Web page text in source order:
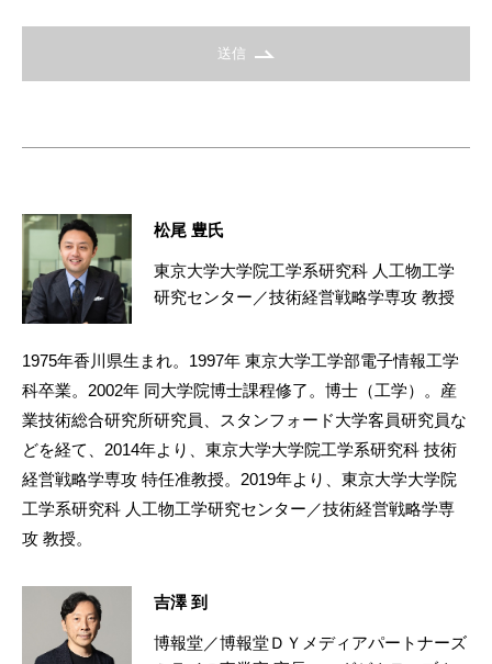
送信
松尾 豊氏
東京大学大学院工学系研究科 人工物工学
研究センター／技術経営戦略学専攻 教授
1975年香川県生まれ。1997年 東京大学工学部電子情報工学
科卒業。2002年 同大学院博士課程修了。博士（工学）。産
業技術総合研究所研究員、スタンフォード大学客員研究員な
どを経て、2014年より、東京大学大学院工学系研究科 技術
経営戦略学専攻 特任准教授。2019年より、東京大学大学院
工学系研究科 人工物工学研究センター／技術経営戦略学専
攻 教授。
吉澤 到
博報堂／博報堂ＤＹメディアパートナーズ